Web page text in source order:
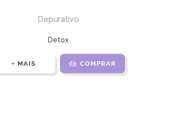
Depurativo
Detox
MAIS COMPRAR